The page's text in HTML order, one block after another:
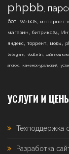
phpbb,
бот, WebOS, интернет-
магазин, битрикс24,
яндекс, торрент, моды ,
telegram, vbulletin, сайт под
android, каменск-уральский,
УСЛУГИ И
Техподдержка
Разработка